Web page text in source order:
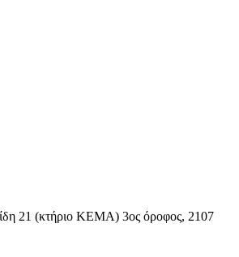
21 (κτήριο ΚΕΜΑ) 3ος όροφος, 2107